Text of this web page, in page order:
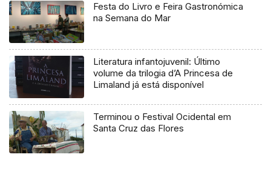
Festa do Livro e Feira Gastronómica
na Semana do Mar
Literatura infantojuvenil: Último
volume da trilogia d’A Princesa de
Limaland já está disponível
Terminou o Festival Ocidental em
Santa Cruz das Flores